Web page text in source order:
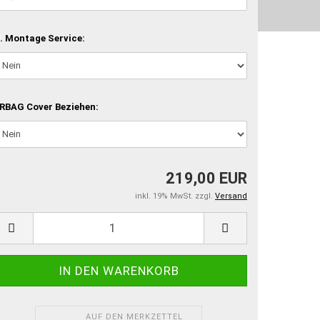
Montage Service:
Cover Beziehen:
219,00 EUR
inkl. 19% MwSt. zzgl. Versand
AUF DEN MERKZETTEL